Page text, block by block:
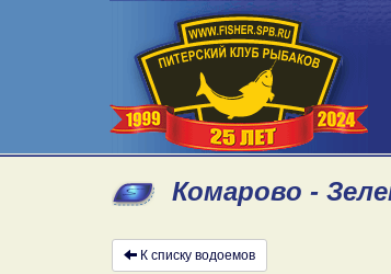
Комарово -
К списку водоемов